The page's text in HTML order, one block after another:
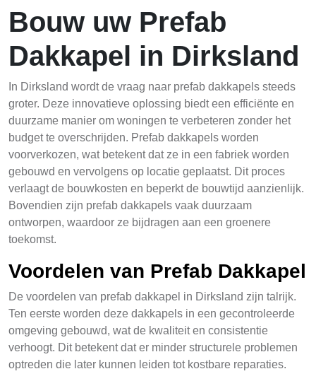
Bouw uw Prefab
Dakkapel in Dirksland
In Dirksland wordt de vraag naar prefab dakkapels steeds
groter. Deze innovatieve oplossing biedt een efficiënte en
duurzame manier om woningen te verbeteren zonder het
budget te overschrijden. Prefab dakkapels worden
voorverkozen, wat betekent dat ze in een fabriek worden
gebouwd en vervolgens op locatie geplaatst. Dit proces
verlaagt de bouwkosten en beperkt de bouwtijd aanzienlijk.
Bovendien zijn prefab dakkapels vaak duurzaam
ontworpen, waardoor ze bijdragen aan een groenere
toekomst.
Voordelen van Prefab Dakkapel
De voordelen van prefab dakkapel in Dirksland zijn talrijk.
Ten eerste worden deze dakkapels in een gecontroleerde
omgeving gebouwd, wat de kwaliteit en consistentie
verhoogt. Dit betekent dat er minder structurele problemen
optreden die later kunnen leiden tot kostbare reparaties.